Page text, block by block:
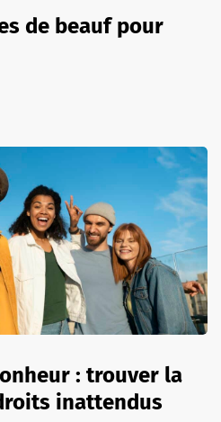
de beauf pour
: trouver la
inattendus